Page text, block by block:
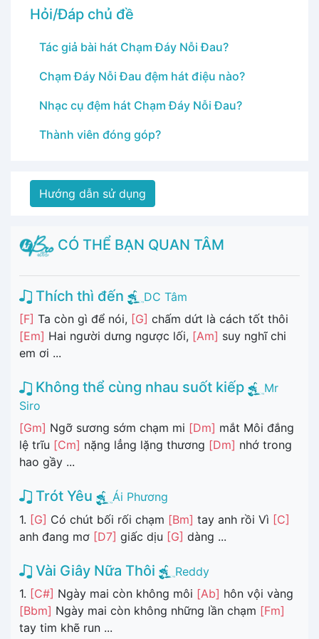
Hỏi/Đáp chủ đề
Tác giả bài hát Chạm Đáy Nỗi Đau?
Chạm Đáy Nỗi Đau đệm hát điệu nào?
Nhạc cụ đệm hát Chạm Đáy Nỗi Đau?
Thành viên đóng góp?
Hướng dẫn sử dụng
CÓ THỂ BẠN QUAN TÂM
Thích thì đến
DC Tâm
[F] Ta còn gì để nói, [G] chấm dứt là cách tốt thôi
[Em] Hai người dưng ngược lối, [Am] suy nghĩ chi
em ơi ...
Không thể cùng nhau suốt kiếp
Mr
Siro
[Gm] Ngỡ sương sớm chạm mi [Dm] mắt Môi đắng
lệ trĩu [Cm] nặng lẳng lặng thương [Dm] nhớ trong
hao gầy ...
Trót Yêu
Ái Phương
1. [G] Có chút bối rối chạm [Bm] tay anh rồi Vì [C]
anh đang mơ [D7] giấc dịu [G] dàng ...
Vài Giây Nữa Thôi
Reddy
1. [C#] Ngày mai còn không môi [Ab] hôn vội vàng
[Bbm] Ngày mai còn không những lần chạm [Fm]
tay tim khẽ run ...